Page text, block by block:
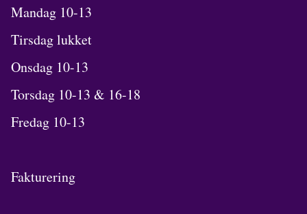
Mandag 10-13
Tirsdag lukket
Onsdag 10-13
Torsdag 10-13 & 16-18
Fredag 10-13
Fakturering